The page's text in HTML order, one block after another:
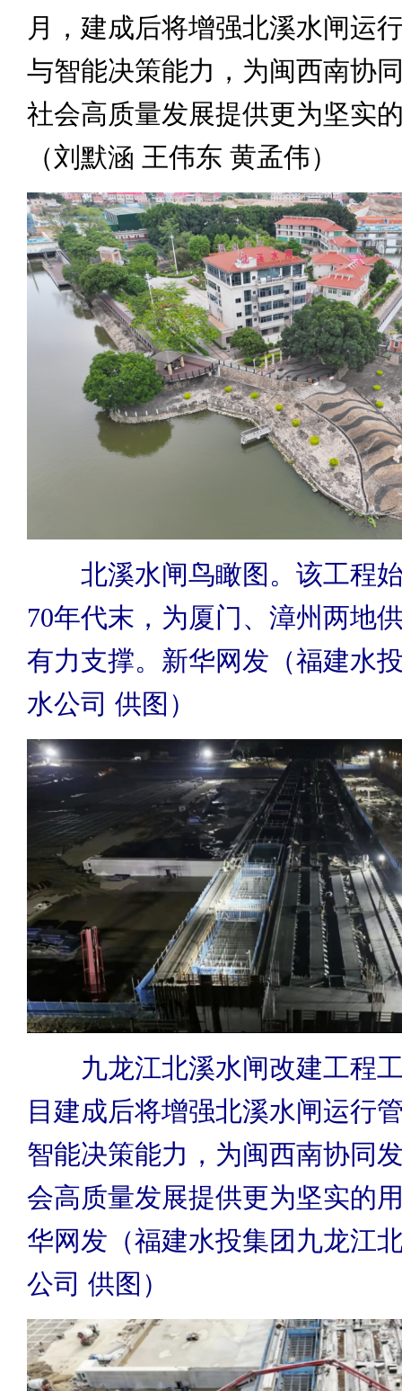
月，建成后将增强北溪水闸运
与智能决策能力，为闽西南协
社会高质量发展提供更为坚实
（刘默涵 王伟东 黄孟伟）
北溪水闸鸟瞰图。该工程
70年代末，为厦门、漳州两地
有力支撑。新华网发（福建水
水公司 供图）
九龙江北溪水闸改建工程工
目建成后将增强北溪水闸运行
智能决策能力，为闽西南协同
会高质量发展提供更为坚实的
华网发（福建水投集团九龙江
公司 供图）